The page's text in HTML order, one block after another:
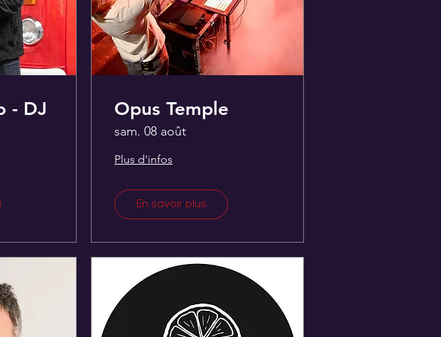
- DJ
Opus Temple
sam. 08 août
Plus d'infos
En savoir plus